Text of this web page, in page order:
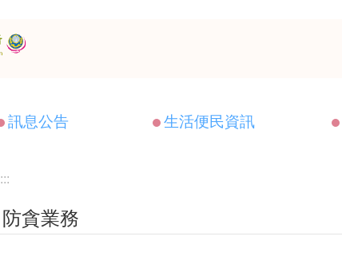
訊息公告 生活便民資訊
:::
防貪業務